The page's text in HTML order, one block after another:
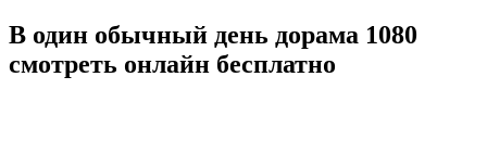
В один обычный день дорама 1080
смотреть онлайн бесплатно